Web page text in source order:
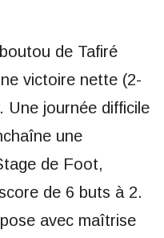
de Tafiré
victoire nette (2-
Une journée difficile
une
de Foot,
de 6 buts à 2.
avec maîtrise